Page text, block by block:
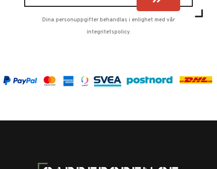
Dina personuppgifter behandlas i enlighet med vår
integritetspolicy.